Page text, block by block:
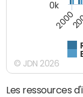
2000
0k
© JDN 2026
Les ressources